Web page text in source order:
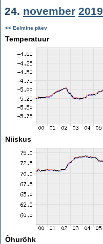
24. november 2019
<< Eelmine päev
Temperatuur
Niiskus
Õhurõhk